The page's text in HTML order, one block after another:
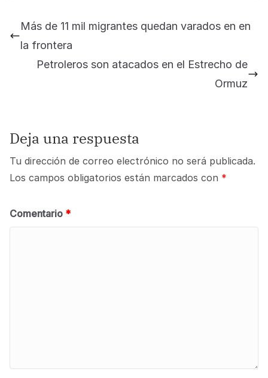
Más de 11 mil migrantes quedan varados en en
la frontera
Petroleros son atacados en el Estrecho de
Ormuz
Deja una respuesta
Tu dirección de correo electrónico no será publicada.
Los campos obligatorios están marcados con *
Comentario *